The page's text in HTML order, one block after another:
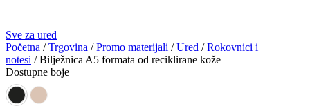
Sve za ured
Početna /Trgovina /Promo materijali /Ured /Rokovnici i
notesi / Bilježnica A5 formata od reciklirane kože
Dostupne boje